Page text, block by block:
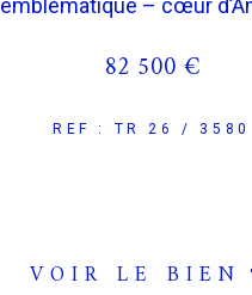
emblématique – cœur
82 500 €
REF : TR 26 / 3580
VOIR LE BIEN